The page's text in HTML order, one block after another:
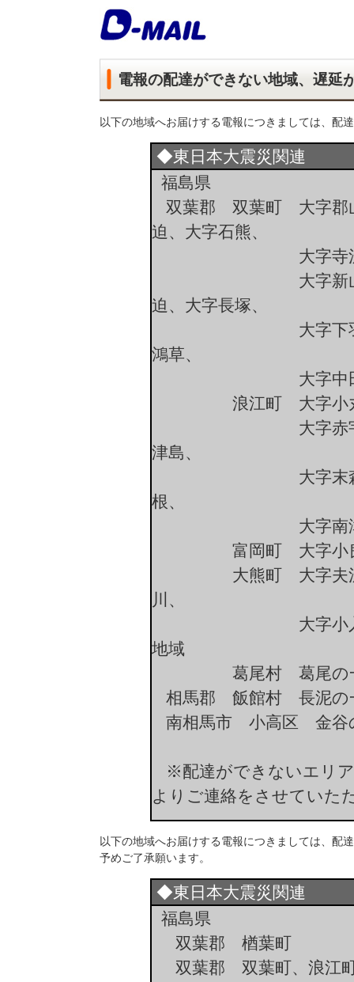
電報の配達ができない地域、遅延
以下の地域へお届けする電報につきましては、配
◆東日本大震災関連
福島県
双葉郡 双葉町 大字郡
迫、大字石熊、
大字寺沢、大
大字新山、大字
迫、大字長塚、
大字下羽鳥、大
鴻草、
大字中田の
浪江町 大字小丸、
大字赤宇木、大
津島、
大字末森、大字
根、
大字南津島、大
富岡町 大字小良ヶ
大熊町 大字夫沢、
川、
大字小入野、大
地域
葛尾村 葛尾の一
相馬郡 飯館村 長泥の
南相馬市 小高区 金谷
※配達ができないエリア
よりご連絡をさせていた
以下の地域へお届けする電報につきましては、配
予めご了承願います。
◆東日本大震災関連
福島県
双葉郡 楢葉町
双葉郡 双葉町、浪江町